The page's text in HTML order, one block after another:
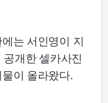
는 서인영이 지
공개한 셀카사진
이 올라왔다.